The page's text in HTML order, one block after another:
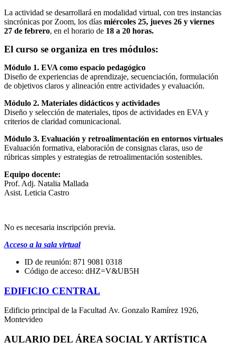
La actividad se desarrollará en modalidad virtual, con tres instancias
sincrónicas por Zoom, los días miércoles 25, jueves 26 y viernes
27 de febrero, en el horario de 18 a 20 horas.
El curso se organiza en tres módulos:
Módulo 1. EVA como espacio pedagógico
Diseño de experiencias de aprendizaje, secuenciación, formulación
de objetivos claros y alineación entre actividades y evaluación.
Módulo 2. Materiales didácticos y actividades
Diseño y selección de materiales, tipos de actividades en EVA y
criterios de claridad comunicacional.
Módulo 3. Evaluación y retroalimentación en entornos virtuales
Evaluación formativa, elaboración de consignas claras, uso de
rúbricas simples y estrategias de retroalimentación sostenibles.
Equipo docente:
Prof. Adj. Natalia Mallada
Asist. Leticia Castro
No es necesaria inscripción previa.
Acceso a la sala virtual
ID de reunión: 871 9081 0318
Código de acceso: dHZ=V&UB5H
EDIFICIO CENTRAL
Edificio principal de la Facultad Av. Gonzalo Ramírez 1926,
Montevideo
AULARIO DEL ÁREA SOCIAL Y ARTÍSTICA